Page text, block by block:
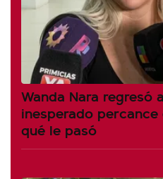
Wanda Nara regresó
inesperado
qué le pasó